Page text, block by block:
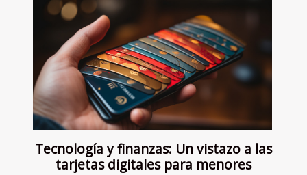
Tecnología y finanzas: Un vistazo a las
tarjetas digitales para menores